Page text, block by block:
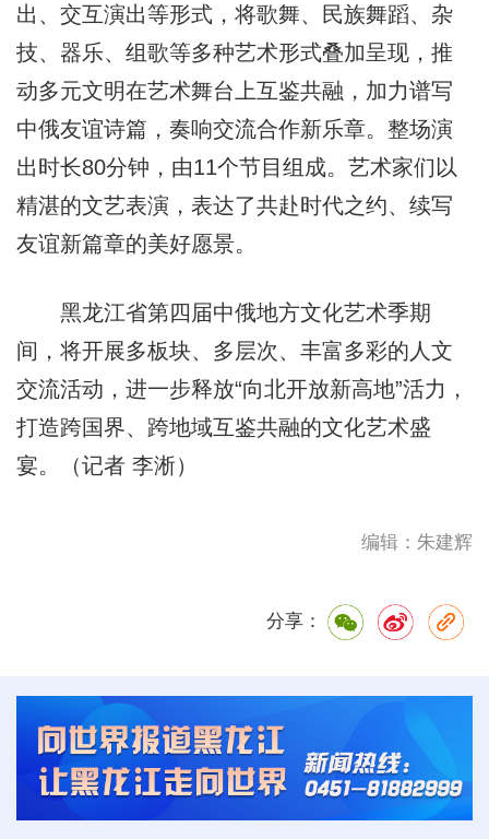
出、交互演出等形式，将歌舞、民族舞蹈、杂
技、器乐、组歌等多种艺术形式叠加呈现，推
动多元文明在艺术舞台上互鉴共融，加力谱写
中俄友谊诗篇，奏响交流合作新乐章。整场演
出时长80分钟，由11个节目组成。艺术家们以
精湛的文艺表演，表达了共赴时代之约、续写
友谊新篇章的美好愿景。
黑龙江省第四届中俄地方文化艺术季期
间，将开展多板块、多层次、丰富多彩的人文
交流活动，进一步释放“向北开放新高地”活力，
打造跨国界、跨地域互鉴共融的文化艺术盛
宴。（记者 李淅）
编辑：朱建辉
分享：